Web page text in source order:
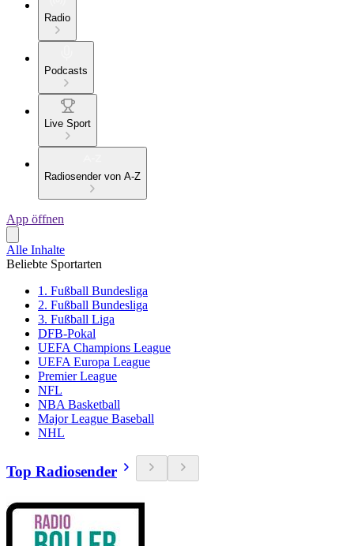
Radio
Podcasts
Live Sport
Radiosender von A-Z
App öffnen
Alle Inhalte
Beliebte Sportarten
1. Fußball Bundesliga
2. Fußball Bundesliga
3. Fußball Liga
DFB-Pokal
UEFA Champions League
UEFA Europa League
Premier League
NFL
NBA Basketball
Major League Baseball
NHL
Top Radiosender